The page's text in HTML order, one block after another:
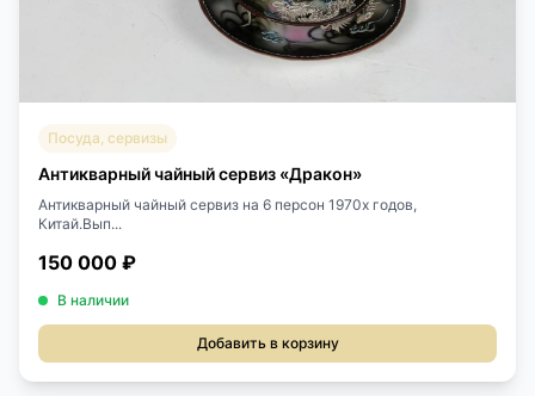
Посуда, сервизы
Антикварный чайный сервиз «Дракон»
Антикварный чайный сервиз на 6 персон 1970х годов,
Китай.Вып...
150 000 ₽
В наличии
Добавить в корзину